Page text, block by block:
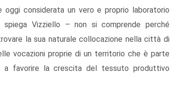
considerata un vero e proprio laboratorio
Vizziello – non si comprende perché
la sua naturale collocazione nella città di
vocazioni proprie di un territorio che è parte
a favorire la crescita del tessuto produttivo